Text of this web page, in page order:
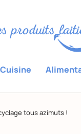
Cuisine
tous azimuts !